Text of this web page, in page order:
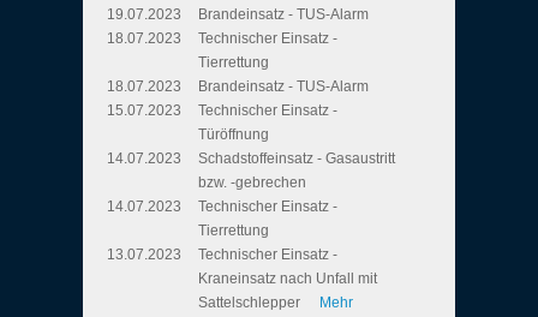
19.07.2023
Brandeinsatz - TUS-Alarm
18.07.2023
Technischer Einsatz -
Tierrettung
18.07.2023
Brandeinsatz - TUS-Alarm
15.07.2023
Technischer Einsatz -
Türöffnung
14.07.2023
Schadstoffeinsatz - Gasaustritt
bzw. -gebrechen
14.07.2023
Technischer Einsatz -
Tierrettung
13.07.2023
Technischer Einsatz -
Kraneinsatz nach Unfall mit
Sattelschlepper
Mehr